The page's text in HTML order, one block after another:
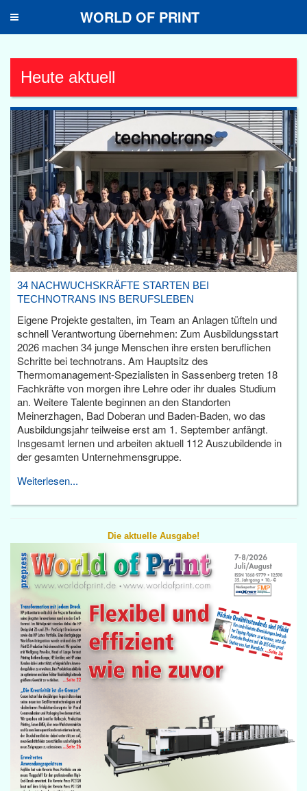
Toggle
WORLD OF PRINT
Heute aktuell
34 NACHWUCHSKRÄFTE STARTEN BEI
TECHNOTRANS INS BERUFSLEBEN
Eigene Projekte gestalten, im Team an Anlagen tüfteln und
schnell Verantwortung übernehmen: Zum Ausbildungsstart
2026 machen 34 junge Menschen ihre ersten beruflichen
Schritte bei technotrans. Am Hauptsitz des
Thermomanagement-Spezialisten in Sassenberg treten 18
Fachkräfte von morgen ihre Lehre oder ihr duales Studium
an. Weitere Talente beginnen an den Standorten
Meinerzhagen, Bad Doberan und Baden-Baden, wo das
Ausbildungsjahr teilweise erst am 1. September anfängt.
Insgesamt lernen und arbeiten aktuell 112 Auszubildende in
der gesamten Unternehmensgruppe.
Weiterlesen...
Die aktuelle Ausgabe!